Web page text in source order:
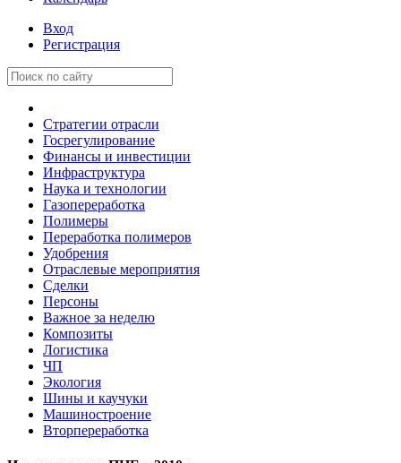
Вход
Регистрация
Стратегии отрасли
Госрегулирование
Финансы и инвестиции
Инфраструктура
Наука и технологии
Газопереработка
Полимеры
Переработка полимеров
Удобрения
Отраслевые мероприятия
Сделки
Персоны
Важное за неделю
Композиты
Логистика
ЧП
Экология
Шины и каучуки
Машиностроение
Вторпереработка